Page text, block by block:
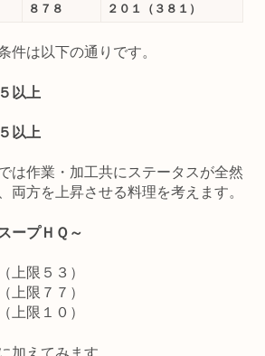
８７８ ２０１（３８１）
件は以下の通りです。
以上
以上
は作業・加工共にステータスが全然
両方を上昇させる料理を考えます。
ープＨＱ～
限５３）
限７７）
限１０）
加えてみます。